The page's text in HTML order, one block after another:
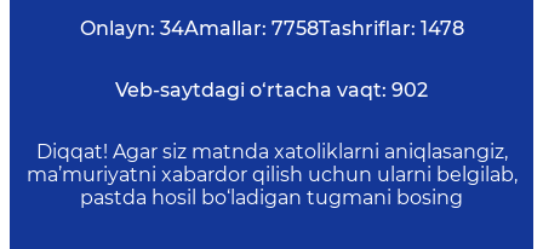
Onlayn: 34Amallar: 7758Tashriflar: 1478
Veb-saytdagi o‘rtacha vaqt: 902
Diqqat! Agar siz matnda xatoliklarni aniqlasangiz,
ma’muriyatni xabardor qilish uchun ularni belgilab,
pastda hosil bo‘ladigan tugmani bosing